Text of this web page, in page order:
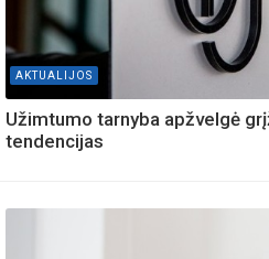
AKTUALIJOS
Užimtumo tarnyba apžvelgė
tendencijas